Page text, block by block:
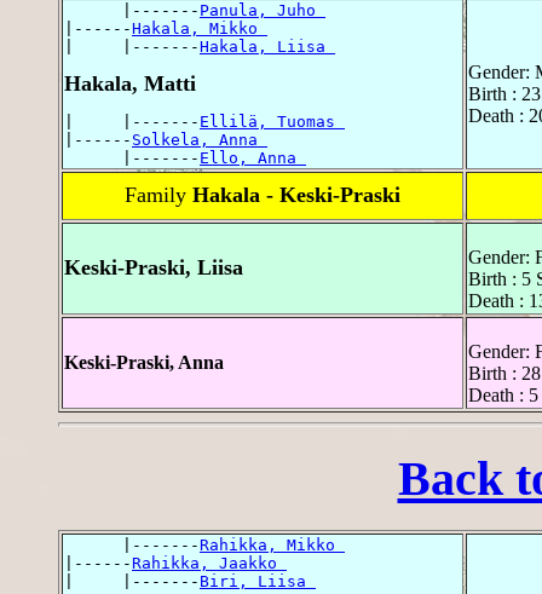
      |-------
Panula, Juho
|------Hakala, Mikko
|     |-------Hakala, Liisa
Hakala, Matti
|     |------- Ellilä, Tuomas
|------ Solkela, Anna
      |-------
Ello, Anna
Gender:
Birth :
Death :
Family Hakala - Keski-Praski
Keski-Praski, Liisa
Gender:
Birth : 5
Death :
Keski-Praski, Anna
Gender:
Birth :
Death :
Back
      |-------
Rahikka, Mikko
|------Rahikka, Jaakko
|     |------- Biri, Liisa